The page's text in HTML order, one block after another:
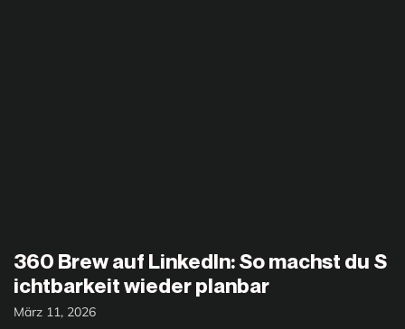
360 Brew auf LinkedIn: So machst du S
ichtbarkeit wieder planbar
März 11, 2026